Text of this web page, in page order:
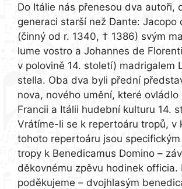
Do Itálie nás přenesou dva autoři,
generaci starší než Dante: Jacopo
(činný od r. 1340, † 1386) svým
lume vostro a Johannes de
v polovině 14. století) madrigalem
stella. Oba dva byli přední
nova, nového umění, které ovládlo
Francii a Itálii hudební kulturu 14.
Vrátíme-li se k repertoáru tropů, v
tohoto repertoáru jsou
tropy k Benedicamus Domino –
děkovnému zpěvu hodinek officia.
poděkujeme – dvojhlasým